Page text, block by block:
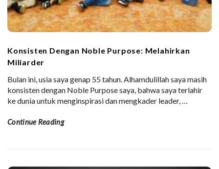
Konsisten Dengan Noble Purpose: Melahirkan
Miliarder
Bulan ini, usia saya genap 55 tahun. Alhamdulillah saya masih
konsisten dengan Noble Purpose saya, bahwa saya terlahir
ke dunia untuk menginspirasi dan mengkader leader,
Continue Reading